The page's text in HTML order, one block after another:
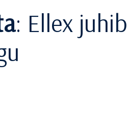
: Ellex juhib